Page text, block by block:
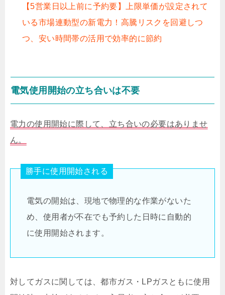
【5営業日以上前に予約要】上限単価が設定されて
いる市場連動型の新電力！高騰リスクを回避しつ
つ、安い時間帯の活用で効率的に節約
電気使用開始の立ち合いは不要
電力の使用開始に際して、立ち合いの必要はありませ
ん。
勝手に使用開始される
電気の開始は、現地で物理的な作業がないた
め、使用者が不在でも予約した日時に自動的
に使用開始されます。
対してガスに関しては、都市ガス・LPガスともに使用